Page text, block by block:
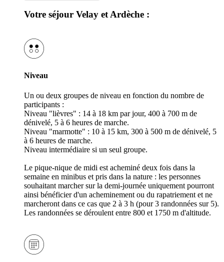
Votre séjour Velay et Ardèche :
Niveau
Un ou deux groupes de niveau en fonction du nombre de
participants :
Niveau "lièvres" : 14 à 18 km par jour, 400 à 700 m de
dénivelé, 5 à 6 heures de marche.
Niveau "marmotte" : 10 à 15 km, 300 à 500 m de dénivelé, 5
à 6 heures de marche.
Niveau intermédiaire si un seul groupe.
Le pique-nique de midi est acheminé deux fois dans la
semaine en minibus et pris dans la nature : les personnes
souhaitant marcher sur la demi-journée uniquement pourront
ainsi bénéficier d'un acheminement ou du rapatriement et ne
marcheront dans ce cas que 2 à 3 h (pour 3 randonnées sur 5).
Les randonnées se déroulent entre 800 et 1750 m d'altitude.